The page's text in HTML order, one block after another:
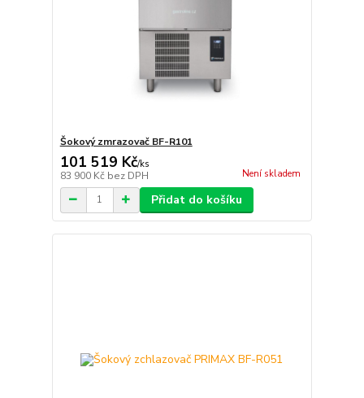
Šokový zmrazovač BF-R101
101 519 Kč/ks
83 900 Kč bez DPH Není skladem
Přidat do košíku